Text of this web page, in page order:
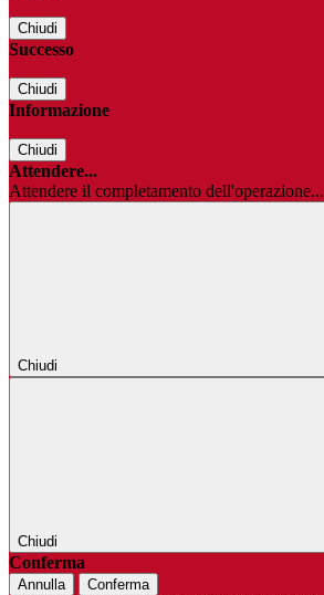
Chiudi
Successo
Chiudi
Informazione
Chiudi
Attendere...
Attendere il completamento dell'operazione...
Chiudi
Chiudi
Conferma
Annulla Conferma